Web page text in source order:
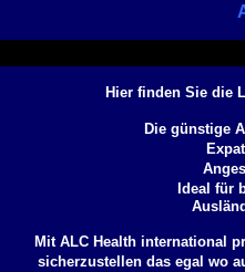
Hier finden Sie die
Die günstige
Ideal für
Mit ALC Health international
sicherzustellen das egal wo